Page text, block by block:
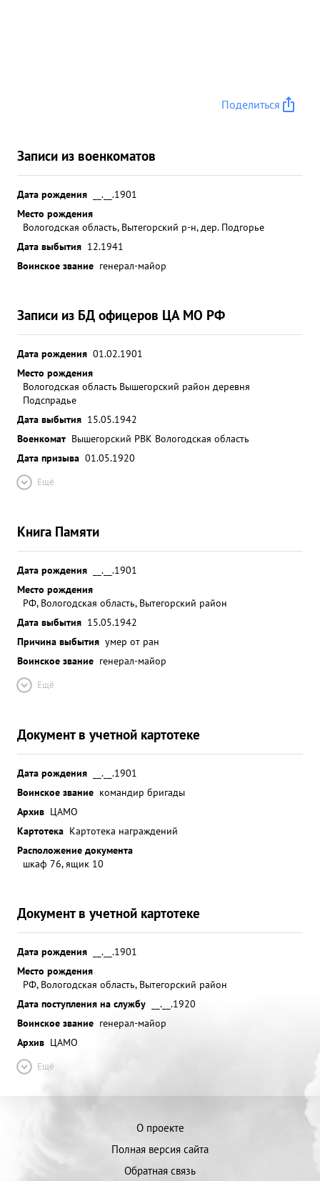
Поделиться
Записи из военкоматов
Дата рождения
__.__.1901
Место рождения
Вологодская область, Вытегорский р-н, дер. Подгорье
Дата выбытия 12.1941
Воинское звание генерал-майор
Записи из БД офицеров ЦА МО РФ
Дата рождения 01.02.1901
Место рождения
Вологодская область Вышегорский район деревня
Подспрадье
Дата выбытия 15.05.1942
Военкомат Вышегорский РВК Вологодская область
Дата призыва 01.05.1920
Ещё
Книга Памяти
Дата рождения
__.__.1901
Место рождения
РФ, Вологодская область, Вытегорский район
Дата выбытия 15.05.1942
Причина выбытия умер от ран
Воинское звание генерал-майор
Ещё
Документ в учетной картотеке
Дата рождения
__.__.1901
Воинское звание командир бригады
Архив ЦАМО
Картотека Картотека награждений
Расположение документа
шкаф 76, ящик 10
Документ в учетной картотеке
Дата рождения
__.__.1901
Место рождения
РФ, Вологодская область, Вытегорский район
Дата поступления на службу
__.__.1920
Воинское звание генерал-майор
Архив ЦАМО
Ещё
О проекте
Полная версия сайта
Обратная связь